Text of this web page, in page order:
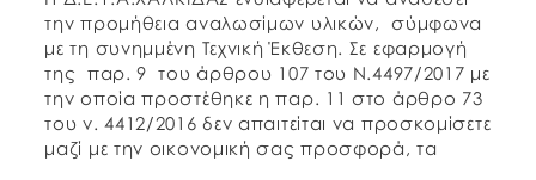
την προμήθεια αναλωσίμων υλικών, σύμφωνα
με τη συνημμένη Τεχνική Έκθεση. Σε εφαρμογή
της παρ. 9 του άρθρου 107 του Ν.4497/2017 με
την οποία προστέθηκε η παρ. 11 στο άρθρο 73
του ν. 4412/2016 δεν απαιτείται να προσκομίσετε
μαζί με την οικονομική σας προσφορά, τα